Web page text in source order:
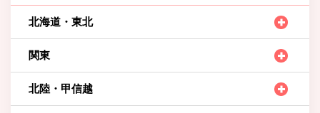
北海道・東北
関東
北陸・甲信越